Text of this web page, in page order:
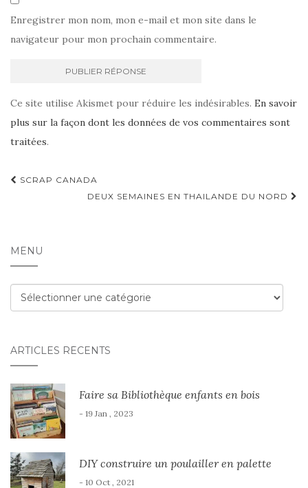
Enregistrer mon nom, mon e-mail et mon site dans le
navigateur pour mon prochain commentaire.
Ce site utilise Akismet pour réduire les indésirables. En savoir
plus sur la façon dont les données de vos commentaires sont
traitées.
Navigation
SCRAP CANADA
DEUX SEMAINES EN THAILANDE DU NORD
MENU
Menu
ARTICLES RÉCENTS
Faire sa Bibliothèque enfants en bois
- 19 Jan , 2023
DIY construire un poulailler en palette
- 10 Oct , 2021